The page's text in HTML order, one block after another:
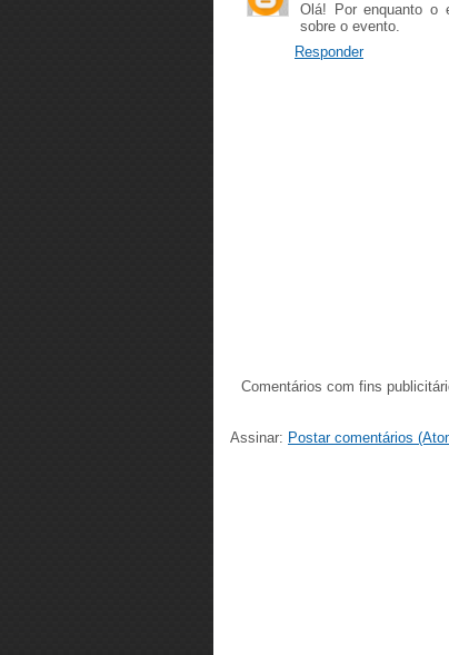
Olá! Por enquanto o
sobre o evento.
Responder
Comentários com fins
Assinar: Postar comentários